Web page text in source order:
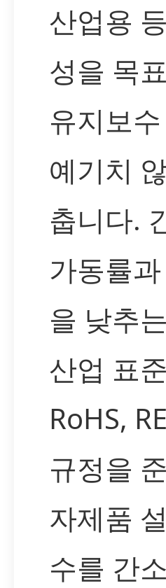
산업용
성을 목
유지보
예기치
춥니다.
가동률
을 낮추
산업 표
RoHS,
규정을
자제품
수를 간